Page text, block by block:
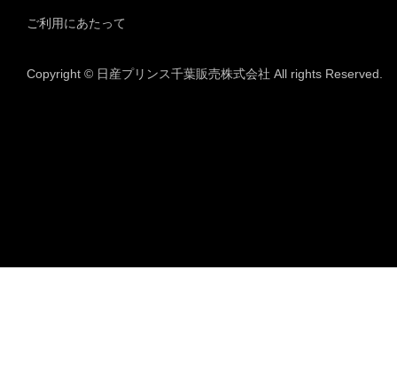
ご利用にあたって
Copyright © 日産プリンス千葉販売株式会社 All rights Reserved.